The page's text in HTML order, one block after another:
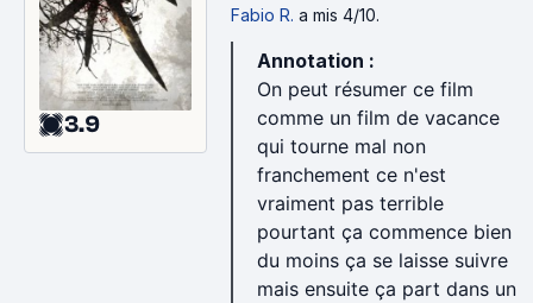
3.9
Fabio R. a mis 4/10.
Annotation :
On peut résumer ce film
comme un film de vacance
qui tourne mal non
franchement ce n'est
vraiment pas terrible
pourtant ça commence bien
du moins ça se laisse suivre
mais ensuite ça part dans un